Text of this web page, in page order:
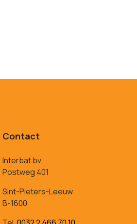
Contact
Interbat bv
Postweg 401
Sint-Pieters-Leeuw
B-1600